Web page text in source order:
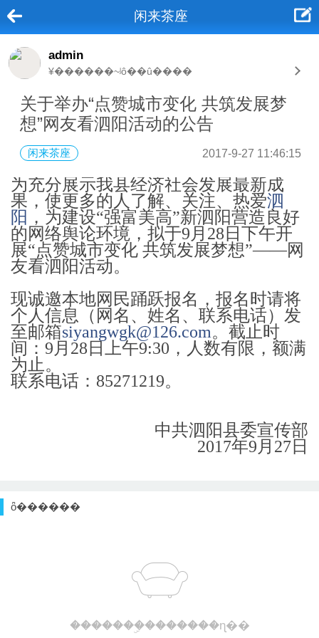
闲来茶座
admin
¥������~ʲô��û����
关于举办“点赞城市变化 共筑发展梦
想”网友看泗阳活动的公告
闲来茶座 2017-9-27 11:46:15
为充分展示我县经济社会发展最新成
果，使更多的人了解、关注、热爱泗
阳 ，为建设“强富美高”新泗阳营造良好
的网络舆论环境，拟于9月28日下午开
展“点赞城市变化 共筑发展梦想”——网
友看泗阳活动。
现诚邀本地网民踊跃报名，报名时请将
个人信息（网名、姓名、联系电话）发
至邮箱siyangwgk@126.com。截止时
间：9月28日上午9:30，人数有限，额满
为止。
联系电话：85271219。
中共泗阳县委宣传部
2017年9月27日
ȫ������
�������ۣ�������ɳ��